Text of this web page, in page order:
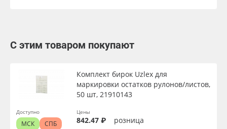
С этим товаром покупают
Комплект бирок Uzlex для
маркировки остатков рулонов/листов,
50 шт, 21910143
Цены
842.47 ₽ розница
Доступно
МСК
СПБ